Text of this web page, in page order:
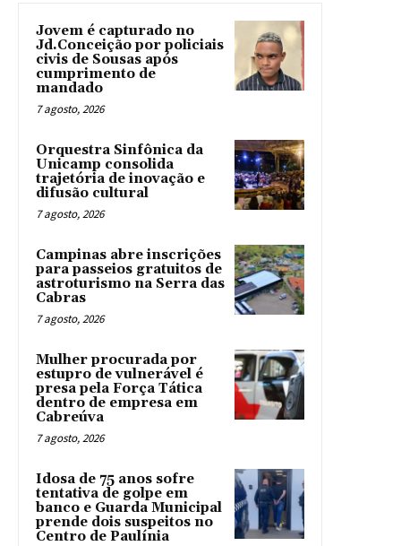
Jovem é capturado no
Jd.Conceição por policiais
civis de Sousas após
cumprimento de
mandado
7 agosto, 2026
Orquestra Sinfônica da
Unicamp consolida
trajetória de inovação e
difusão cultural
7 agosto, 2026
Campinas abre inscrições
para passeios gratuitos de
astroturismo na Serra das
Cabras
7 agosto, 2026
Mulher procurada por
estupro de vulnerável é
presa pela Força Tática
dentro de empresa em
Cabreúva
7 agosto, 2026
Idosa de 75 anos sofre
tentativa de golpe em
banco e Guarda Municipal
prende dois suspeitos no
Centro de Paulínia